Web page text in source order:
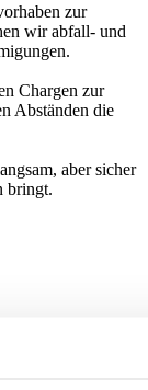
zur
wir abfall- und
Chargen zur
Abständen die
aber sicher
bringt.